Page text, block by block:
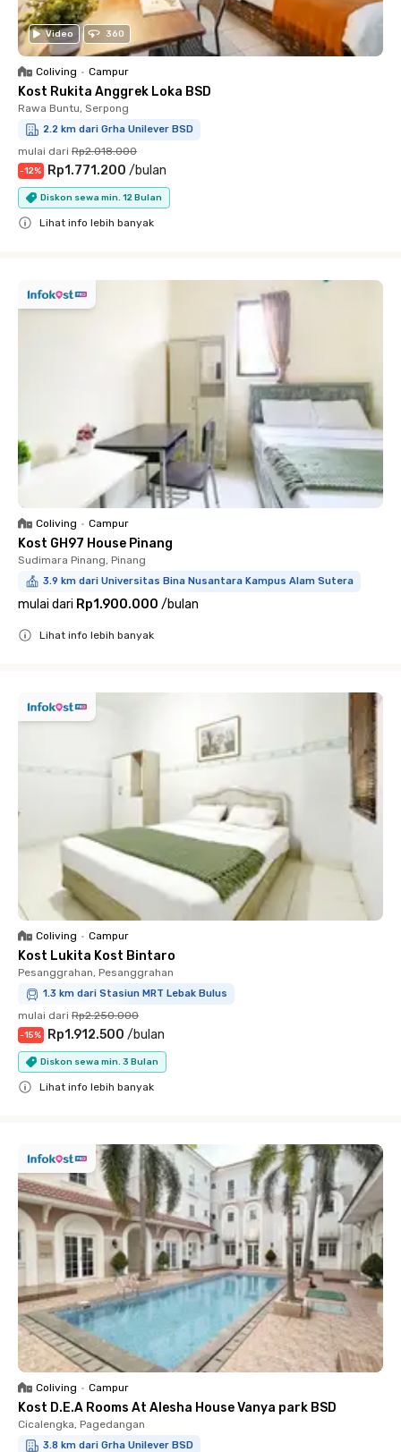
Video 360
Coliving • Campur
Kost Rukita Anggrek Loka BSD
Rawa Buntu, Serpong
2.2 km dari Grha Unilever BSD
mulai dari Rp2.018.000
-12% Rp1.771.200 /bulan
Diskon sewa min. 12 Bulan
Lihat info lebih banyak
Coliving • Campur
Kost GH97 House Pinang
Sudimara Pinang, Pinang
3.9 km dari Universitas Bina Nusantara Kampus Alam Sutera
mulai dari Rp1.900.000 /bulan
Lihat info lebih banyak
Coliving • Campur
Kost Lukita Kost Bintaro
Pesanggrahan, Pesanggrahan
1.3 km dari Stasiun MRT Lebak Bulus
mulai dari Rp2.250.000
-15% Rp1.912.500 /bulan
Diskon sewa min. 3 Bulan
Lihat info lebih banyak
Coliving • Campur
Kost D.E.A Rooms At Alesha House Vanya park BSD
Cicalengka, Pagedangan
3.8 km dari Grha Unilever BSD